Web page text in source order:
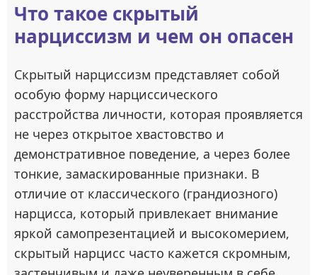
Что такое скрытый
нарциссизм и чем он опасен
Скрытый нарциссизм представляет собой
особую форму нарциссического
расстройства личности, которая проявляется
не через открытое хвастовство и
демонстративное поведение, а через более
тонкие, замаскированные признаки. В
отличие от классического (грандиозного)
нарцисса, который привлекает внимание
яркой самопрезентацией и высокомерием,
скрытый нарцисс часто кажется скромным,